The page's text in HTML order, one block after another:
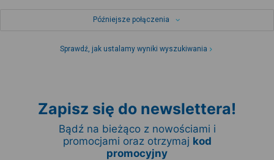
Późniejsze połączenia
Sprawdź, jak ustalamy wyniki wyszukiwania
Zapisz się do newslettera!
Bądź na bieżąco z nowościami i
promocjami oraz otrzymaj kod
promocyjny